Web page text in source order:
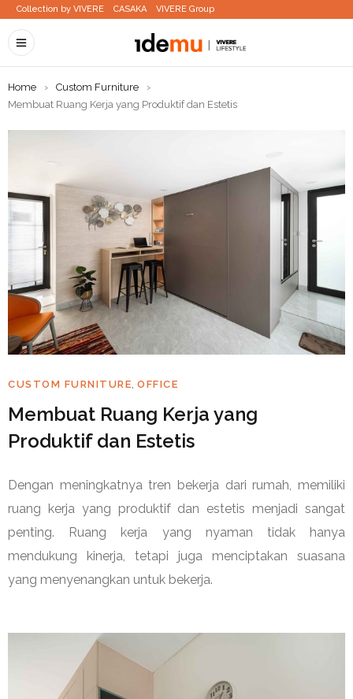
Collection by VIVERE CASAKA VIVERE Group
Home › Custom Furniture
›
Membuat Ruang Kerja yang Produktif dan Estetis
CUSTOM FURNITURE, OFFICE
Membuat Ruang Kerja yang
Produktif dan Estetis
Dengan meningkatnya tren bekerja dari rumah, memiliki
ruang kerja yang produktif dan estetis menjadi sangat
penting. Ruang kerja yang nyaman tidak hanya
mendukung kinerja, tetapi juga menciptakan suasana
yang menyenangkan untuk bekerja.